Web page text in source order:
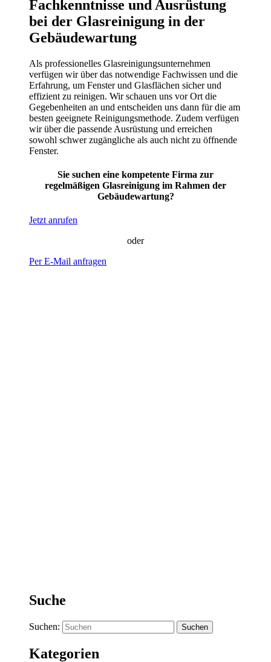
Fachkenntnisse und Ausrüstung
bei der Glasreinigung in der
Gebäudewartung
Als professionelles Glasreinigungsunternehmen
verfügen wir über das notwendige Fachwissen und die
Erfahrung, um Fenster und Glasflächen sicher und
effizient zu reinigen. Wir schauen uns vor Ort die
Gegebenheiten an und entscheiden uns dann für die am
besten geeignete Reinigungsmethode. Zudem verfügen
wir über die passende Ausrüstung und erreichen
sowohl schwer zugängliche als auch nicht zu öffnende
Fenster.
Sie suchen eine kompetente Firma zur
regelmäßigen Glasreinigung im Rahmen der
Gebäudewartung?
Jetzt anrufen
oder
Per E-Mail anfragen
Suche
Suchen:
Kategorien